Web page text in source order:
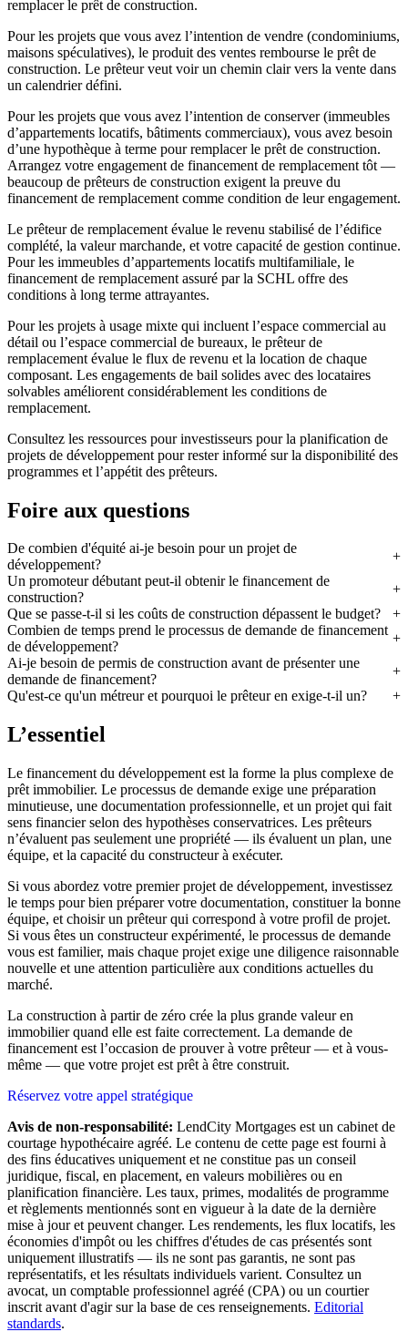
remplacer le prêt de construction.
Pour les projets que vous avez l’intention de vendre (condominiums,
maisons spéculatives), le produit des ventes rembourse le prêt de
construction. Le prêteur veut voir un chemin clair vers la vente dans
un calendrier défini.
Pour les projets que vous avez l’intention de conserver (immeubles
d’appartements locatifs, bâtiments commerciaux), vous avez besoin
d’une hypothèque à terme pour remplacer le prêt de construction.
Arrangez votre engagement de financement de remplacement tôt —
beaucoup de prêteurs de construction exigent la preuve du
financement de remplacement comme condition de leur engagement.
Le prêteur de remplacement évalue le revenu stabilisé de l’édifice
complété, la valeur marchande, et votre capacité de gestion continue.
Pour les immeubles d’appartements locatifs multifamiliale, le
financement de remplacement assuré par la SCHL offre des
conditions à long terme attrayantes.
Pour les projets à usage mixte qui incluent l’espace commercial au
détail ou l’espace commercial de bureaux, le prêteur de
remplacement évalue le flux de revenu et la location de chaque
composant. Les engagements de bail solides avec des locataires
solvables améliorent considérablement les conditions de
remplacement.
Consultez les ressources pour investisseurs pour la planification de
projets de développement pour rester informé sur la disponibilité des
programmes et l’appétit des prêteurs.
Foire aux questions
De combien d'équité ai-je besoin pour un projet de
développement?
Un promoteur débutant peut-il obtenir le financement de
construction?
Que se passe-t-il si les coûts de construction dépassent le budget?
Combien de temps prend le processus de demande de financement
de développement?
Ai-je besoin de permis de construction avant de présenter une
demande de financement?
Qu'est-ce qu'un métreur et pourquoi le prêteur en exige-t-il un?
L’essentiel
Le financement du développement est la forme la plus complexe de
prêt immobilier. Le processus de demande exige une préparation
minutieuse, une documentation professionnelle, et un projet qui fait
sens financier selon des hypothèses conservatrices. Les prêteurs
n’évaluent pas seulement une propriété — ils évaluent un plan, une
équipe, et la capacité du constructeur à exécuter.
Si vous abordez votre premier projet de développement, investissez
le temps pour bien préparer votre documentation, constituer la bonne
équipe, et choisir un prêteur qui correspond à votre profil de projet.
Si vous êtes un constructeur expérimenté, le processus de demande
vous est familier, mais chaque projet exige une diligence raisonnable
nouvelle et une attention particulière aux conditions actuelles du
marché.
La construction à partir de zéro crée la plus grande valeur en
immobilier quand elle est faite correctement. La demande de
financement est l’occasion de prouver à votre prêteur — et à vous-
même — que votre projet est prêt à être construit.
Réservez votre appel stratégique
Avis de non-responsabilité: LendCity Mortgages est un cabinet de
courtage hypothécaire agréé. Le contenu de cette page est fourni à
des fins éducatives uniquement et ne constitue pas un conseil
juridique, fiscal, en placement, en valeurs mobilières ou en
planification financière. Les taux, primes, modalités de programme
et règlements mentionnés sont en vigueur à la date de la dernière
mise à jour et peuvent changer. Les rendements, les flux locatifs, les
économies d'impôt ou les chiffres d'études de cas présentés sont
uniquement illustratifs — ils ne sont pas garantis, ne sont pas
représentatifs, et les résultats individuels varient. Consultez un
avocat, un comptable professionnel agréé (CPA) ou un courtier
inscrit avant d'agir sur la base de ces renseignements. Editorial
standards.